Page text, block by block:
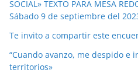
SOCIAL» TEXTO PARA MESA
Sábado 9 de septiembre del
Te invito a compartir este
“Cuando avanzo, me despido e
territorios»